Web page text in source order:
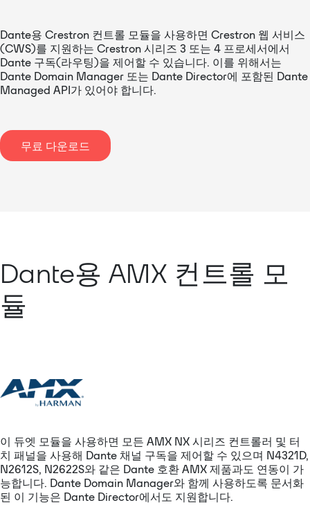
Dante용 Crestron 컨트롤 모듈을 사용하면 Crestron 웹 서비스
(CWS)를 지원하는 Crestron 시리즈 3 또는 4 프로세서에서
Dante 구독(라우팅)을 제어할 수 있습니다. 이를 위해서는
Dante Domain Manager 또는 Dante Director에 포함된 Dante
Managed API가 있어야 합니다.
무료 다운로드
Dante용 AMX 컨트롤 모
듈
이 듀엣 모듈을 사용하면 모든 AMX NX 시리즈 컨트롤러 및 터
치 패널을 사용해 Dante 채널 구독을 제어할 수 있으며 N4321D,
N2612S, N2622S와 같은 Dante 호환 AMX 제품과도 연동이 가
능합니다. Dante Domain Manager와 함께 사용하도록 문서화
된 이 기능은 Dante Director에서도 지원합니다.